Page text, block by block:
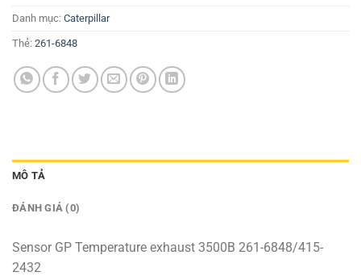
Danh mục: Caterpillar
Thẻ: 261-6848
MÔ TẢ
ĐÁNH GIÁ (0)
Sensor GP Temperature exhaust 3500B 261-6848/415-
2432